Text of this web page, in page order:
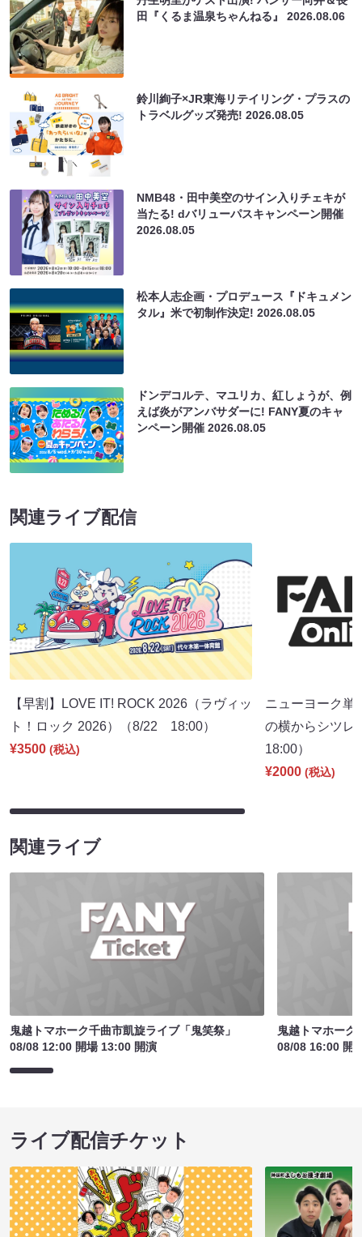
田『くるま温泉ちゃんねる』2026.08.06
鈴川絢子×JR東海リテイリング・プラスの
トラベルグッズ発売!2026.08.05
NMB48・田中美空のサイン入りチェキが
当たる! dバリューパスキャンペーン開催
2026.08.05
松本人志企画・プロデュース『ドキュメン
タル』米で初制作決定!2026.08.05
ドンデコルテ、マユリカ、紅しょうが、例
えば炎がアンバサダーに! FANY夏のキャ
ンペーン開催2026.08.05
関連ライブ配信
【早割】LOVE IT! ROCK 2026（ラヴィッ
ト！ロック 2026）（8/22 18:00）
¥3500 (税込)
ニューヨーク単
の横からシツ
18:00）
¥2000 (税込)
関連ライブ
鬼越トマホーク千曲市凱旋ライブ「鬼笑祭」
08/08 12:00 開場 13:00 開演
鬼越トマホーク
08/08 16:00 開
ライブ配信チケット